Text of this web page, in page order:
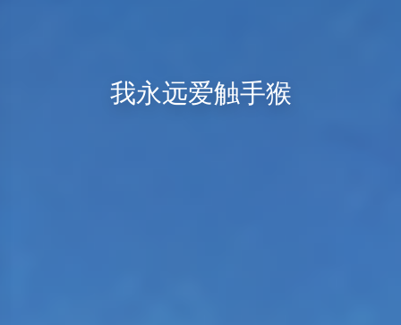
我永远爱触手猴